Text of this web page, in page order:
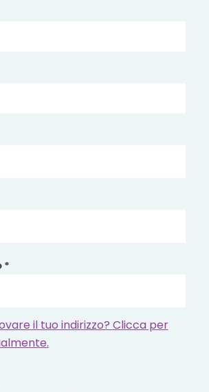
*
il tuo indirizzo? Clicca per